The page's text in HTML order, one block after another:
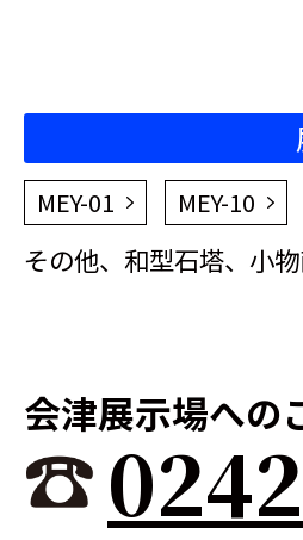
MEY-01 MEY-10
その他、和型石塔、小
会津展示場への